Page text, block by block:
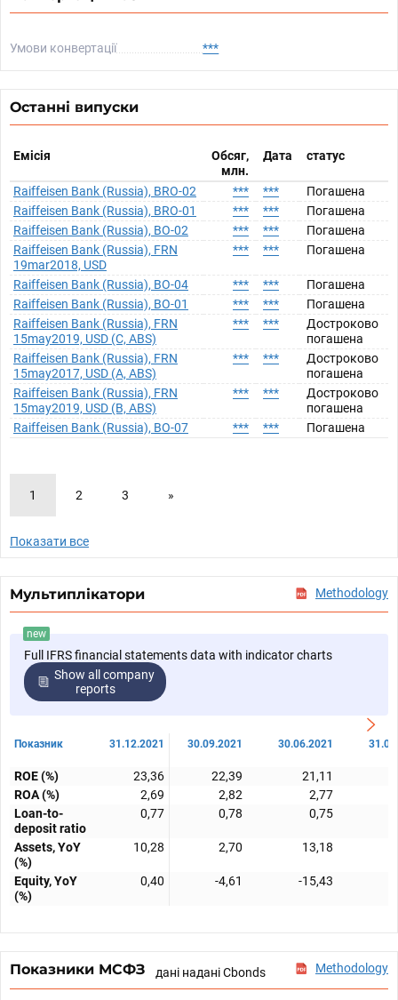
Умови конвертації ***
Останні випуски
Емісія
Обсяг,
млн.
Дата статус
Raiffeisen Bank (Russia), BRO-02 *** ***
Погашена
Raiffeisen Bank (Russia), BRO-01
*** ***
Погашена
Raiffeisen Bank (Russia), BO-02
*** ***
Погашена
Raiffeisen Bank (Russia), FRN
19mar2018, USD
*** *** Погашена
Raiffeisen Bank (Russia), BO-04 *** ***
Погашена
Raiffeisen Bank (Russia), BO-01
*** ***
Погашена
Raiffeisen Bank (Russia), FRN
15may2019, USD (C, ABS)
*** ***
Достроково
погашена
Raiffeisen Bank (Russia), FRN
15may2017, USD (A, ABS)
*** ***
Достроково
погашена
Raiffeisen Bank (Russia), FRN
15may2019, USD (B, ABS)
*** ***
Достроково
погашена
Raiffeisen Bank (Russia), BO-07
*** *** Погашена
1 2 3 »
Показати все
Мультиплікатори Methodology
new
Full IFRS financial statements data with indicator charts
Show all company
reports
Показник 31.12.2021 30.09.2021 30.06.2021
ROE (%) 23,36 22,39 21,11
ROA (%)
2,69 2,82
2,77
Loan-to-
deposit ratio
0,77 0,78 0,75
Assets, YoY
(%)
10,28 2,70 13,18
Equity, YoY
(%)
0,40 -4,61 -15,43
Показники МСФЗ дані надані Cbonds Methodology